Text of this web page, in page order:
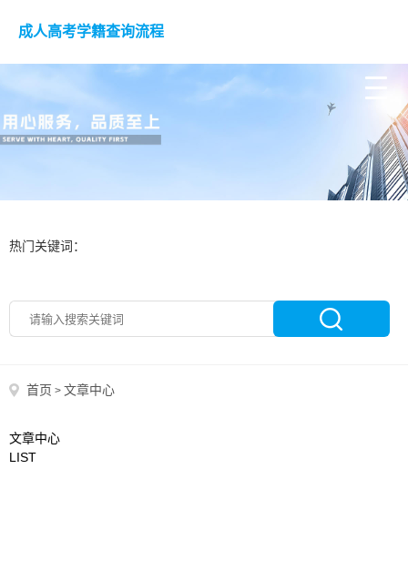
成人高考学籍查询流程
热门关键词：
首页 > 文章中心
文章中心
LIST